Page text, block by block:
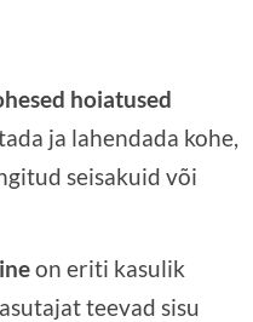
hoiatused
ja lahendada kohe,
seisakuid või
on eriti kasulik
teevad sisu